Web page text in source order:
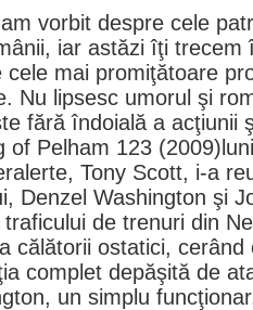
vorbit despre cele
, iar astăzi îţi trecem
cele mai promiţătoare
Nu lipsesc umorul şi
fără îndoială a acţiunii
of Pelham 123 (2009
Tony Scott, i-a
Denzel Washington şi
de trenuri din
călătorii ostatici,
complet depăşită de
un simplu